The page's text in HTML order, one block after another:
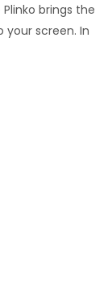
Plinko brings the
screen. In